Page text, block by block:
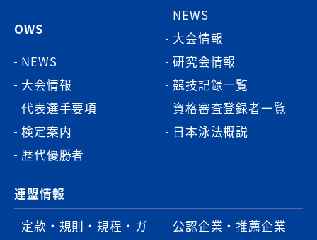
OWS
NEWS
大会情報
代表選手要項
検定案内
歴代優勝者
NEWS
大会情報
研究会情報
競技記録一覧
資格審査登録者一覧
日本泳法概説
連盟情報
定款・規則・規程・ガ
公認企業・推薦企業